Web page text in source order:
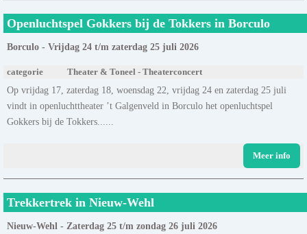
Openluchtspel Gokkers bij de Tokkers in Borculo
Borculo - Vrijdag 24 t/m zaterdag 25 juli 2026
categorie Theater & Toneel - Theaterconcert
Op vrijdag 17, zaterdag 18, woensdag 22, vrijdag 24 en zaterdag 25 juli
vindt in openluchttheater ’t Galgenveld in Borculo het openluchtspel
Gokkers bij de Tokkers......
Meer info
Trekkertrek in Nieuw-Wehl
Nieuw-Wehl - Zaterdag 25 t/m zondag 26 juli 2026